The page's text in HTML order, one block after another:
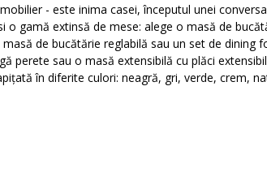
- este inima casei, începutul unei
o gamă extinsă de mese: alege o masă de
de bucătărie reglabilă sau un set de dining
perete sau o masă extensibilă cu plăci
în diferite culori: neagră, gri, verde, crem,